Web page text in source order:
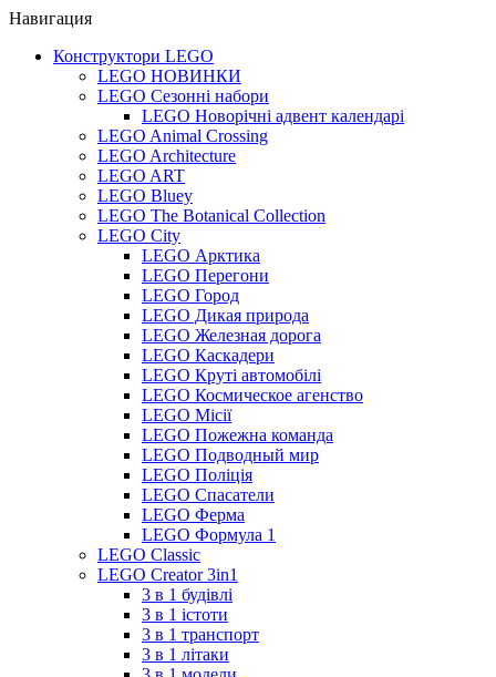
Навигация
Конструктори LEGO
LEGO НОВИНКИ
LEGO Сезонні набори
LEGO Новорічні адвент календарі
LEGO Animal Crossing
LEGO Architecture
LEGO ART
LEGO Bluey
LEGO The Botanical Collection
LEGO City
LEGO Арктика
LEGO Перегони
LEGO Город
LEGO Дикая природа
LEGO Железная дорога
LEGO Каскадери
LEGO Круті автомобілі
LEGO Космическое агенство
LEGO Місії
LEGO Пожежна команда
LEGO Подводный мир
LEGO Поліція
LEGO Спасатели
LEGO Ферма
LEGO Формула 1
LEGO Classic
LEGO Creator 3in1
3 в 1 будівлі
3 в 1 істоти
3 в 1 транспорт
3 в 1 літаки